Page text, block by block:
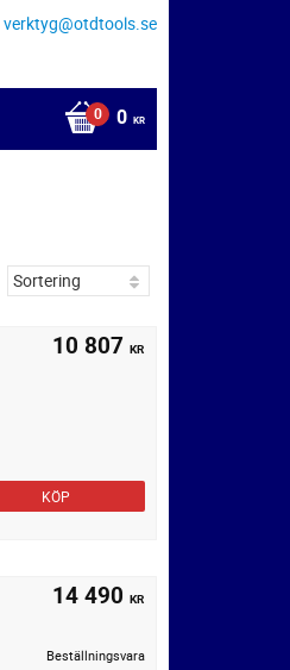
verktyg@otdtools.se
0 KR
10 807 KR
KÖP
14 490 KR
Beställningsvara